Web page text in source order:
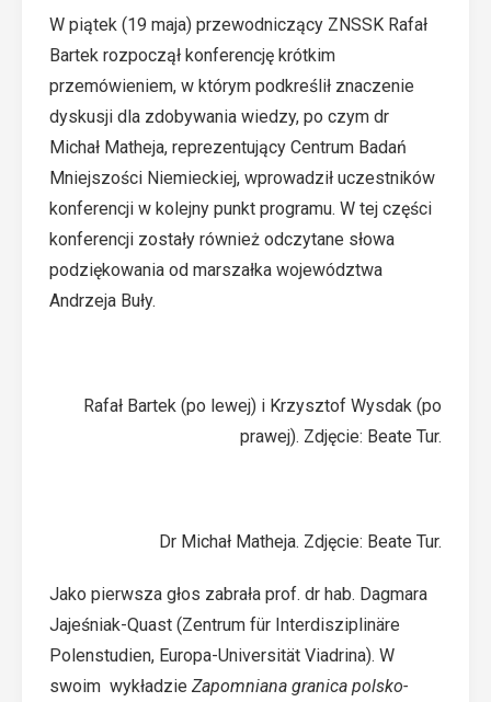
W piątek (19 maja) przewodniczący ZNSSK Rafał
Bartek rozpoczął konferencję krótkim
przemówieniem, w którym podkreślił znaczenie
dyskusji dla zdobywania wiedzy, po czym dr
Michał Matheja, reprezentujący Centrum Badań
Mniejszości Niemieckiej, wprowadził uczestników
konferencji w kolejny punkt programu. W tej części
konferencji zostały również odczytane słowa
podziękowania od marszałka województwa
Andrzeja Buły.
Rafał Bartek (po lewej) i Krzysztof Wysdak (po
prawej). Zdjęcie: Beate Tur.
Dr Michał Matheja. Zdjęcie: Beate Tur.
Jako pierwsza głos zabrała prof. dr hab. Dagmara
Jajeśniak-Quast (Zentrum für Interdisziplinäre
Polenstudien, Europa-Universität Viadrina). W
swoim wykładzie Zapomniana granica polsko-